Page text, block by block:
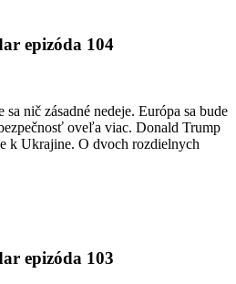
epizóda 104
nič zásadné nedeje. Európa sa bude
oveľa viac. Donald Trump
k Ukrajine. O dvoch rozdielnych
epizóda 103